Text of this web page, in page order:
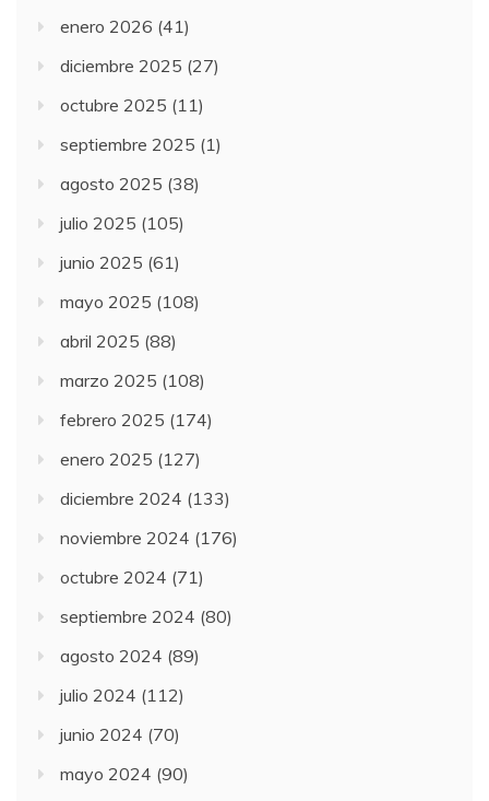
enero 2026 (41)
diciembre 2025 (27)
octubre 2025 (11)
septiembre 2025 (1)
agosto 2025 (38)
julio 2025 (105)
junio 2025 (61)
mayo 2025 (108)
abril 2025 (88)
marzo 2025 (108)
febrero 2025 (174)
enero 2025 (127)
diciembre 2024 (133)
noviembre 2024 (176)
octubre 2024 (71)
septiembre 2024 (80)
agosto 2024 (89)
julio 2024 (112)
junio 2024 (70)
mayo 2024 (90)